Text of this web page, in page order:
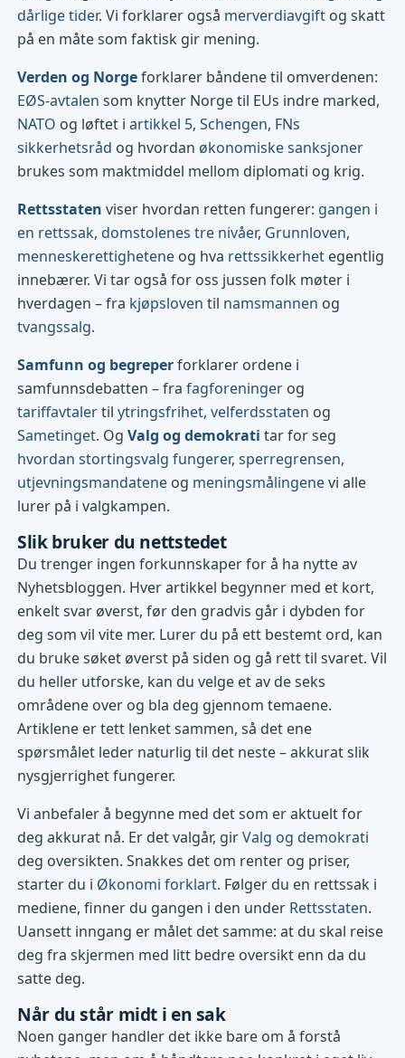
dårlige tider. Vi forklarer også merverdiavgift og skatt
på en måte som faktisk gir mening.
Verden og Norgeforklarer båndene til omverdenen:
EØS-avtalen som knytter Norge til EUs indre marked,
NATO og løftet iartikkel 5,Schengen, FNs
sikkerhetsråd og hvordan økonomiske sanksjoner
brukes som maktmiddel mellom diplomati og krig.
Rettsstaten viser hvordan retten fungerer: gangen i
en rettssak,domstolenes tre nivåer, Grunnloven,
menneskerettighetene og hva rettssikkerhet egentlig
innebærer. Vi tar også for oss jussen folk møter i
hverdagen – fra kjøpsloven til namsmannen og
tvangssalg.
Samfunn og begreperforklarer ordene i
samfunnsdebatten – frafagforeninger og
tariffavtalertilytringsfrihet,velferdsstaten og
Sametinget. OgValg og demokrati tar for seg
hvordan stortingsvalg fungerer,sperregrensen,
utjevningsmandatene og meningsmålingenevi alle
lurer på i valgkampen.
Slik bruker du nettstedet
Du trenger ingen forkunnskaper for å ha nytte av
Nyhetsbloggen. Hver artikkel begynner med et kort,
enkelt svar øverst, før den gradvis går i dybden for
deg som vil vite mer. Lurer du på ett bestemt ord, kan
du bruke søket øverst på siden og gå rett til svaret. Vil
du heller utforske, kan du velge et av de seks
områdene over og bla deg gjennom temaene.
Artiklene er tett lenket sammen, så det ene
spørsmålet leder naturlig til det neste – akkurat slik
nysgjerrighet fungerer.
Vi anbefaler å begynne med det som er aktuelt for
deg akkurat nå. Er det valgår, girValg og demokrati
deg oversikten. Snakkes det om renter og priser,
starter du i Økonomi forklart. Følger du en rettssak i
mediene, finner du gangen i den under Rettsstaten.
Uansett inngang er målet det samme: at du skal reise
deg fra skjermen med litt bedre oversikt enn da du
satte deg.
Når du står midt i en sak
Noen ganger handler det ikke bare om å forstå